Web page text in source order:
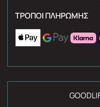
ΤΡΌΠΟΙ ΠΛΗΡΩΜΉΣ